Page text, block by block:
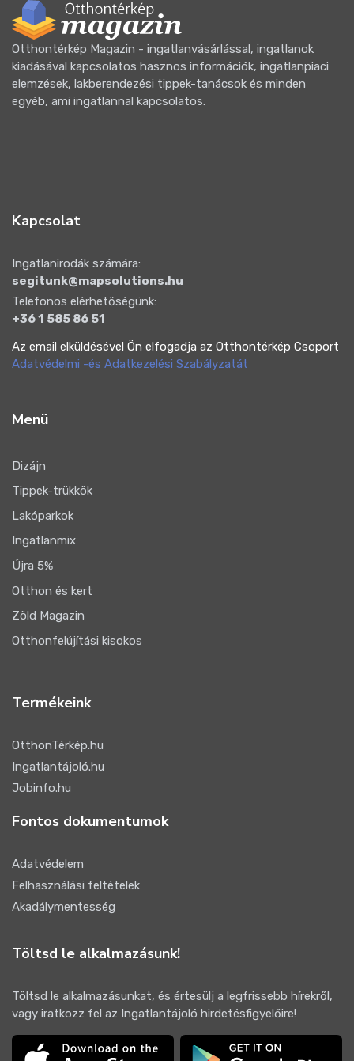
Otthontérkép Magazin - ingatlanvásárlással, ingatlanok
kiadásával kapcsolatos hasznos információk, ingatlanpiaci
elemzések, lakberendezési tippek-tanácsok és minden
egyéb, ami ingatlannal kapcsolatos.
Kapcsolat
Ingatlanirodák számára:
segitunk@mapsolutions.hu
Telefonos elérhetőségünk:
+36 1 585 86 51
Az email elküldésével Ön elfogadja az Otthontérkép Csoport
Adatvédelmi -és Adatkezelési Szabályzatát
Menü
Dizájn
Tippek-trükkök
Lakóparkok
Ingatlanmix
Újra 5%
Otthon és kert
Zöld Magazin
Otthonfelújítási kisokos
Termékeink
OtthonTérkép.hu
Ingatlantájoló.hu
Jobinfo.hu
Fontos dokumentumok
Adatvédelem
Felhasználási feltételek
Akadálymentesség
Töltsd le alkalmazásunk!
Töltsd le alkalmazásunkat, és értesülj a legfrissebb hírekről,
vagy iratkozz fel az Ingatlantájoló hirdetésfigyelőire!